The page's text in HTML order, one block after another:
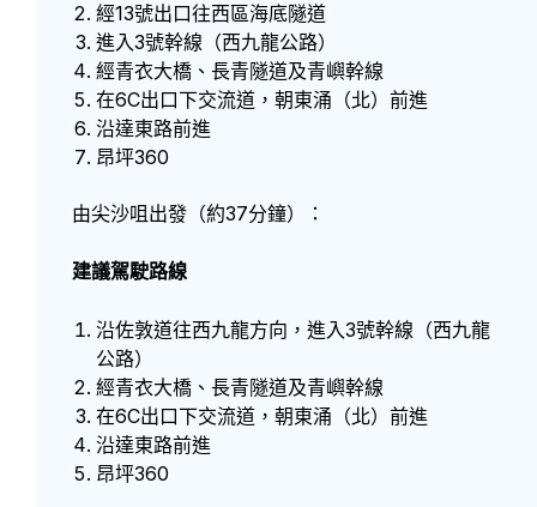
經13號出口往西區海底隧道
進入3號幹線（西九龍公路）
經青衣大橋、長青隧道及青嶼幹線
在6C出口下交流道，朝東涌（北）前進
沿達東路前進
昂坪360
由尖沙咀出發（約37分鐘）：
建議駕駛路線
沿佐敦道往西九龍方向，進入3號幹線（西九龍
公路）
經青衣大橋、長青隧道及青嶼幹線
在6C出口下交流道，朝東涌（北）前進
沿達東路前進
昂坪360